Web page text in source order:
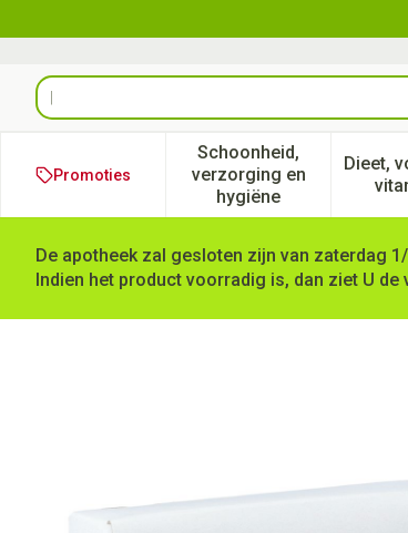
Product, merk, categorie...
Promoties
Schoonheid,
verzorging en
hygiëne
Toon submenu
Dieet,
De apotheek zal gesloten zijn van zaterdag
Indien het product voorradig is, dan ziet U
Vingerpleister